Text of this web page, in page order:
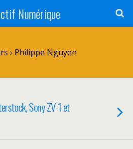
Numérique
› Philippe Nguyen
Sony ZV-1 et